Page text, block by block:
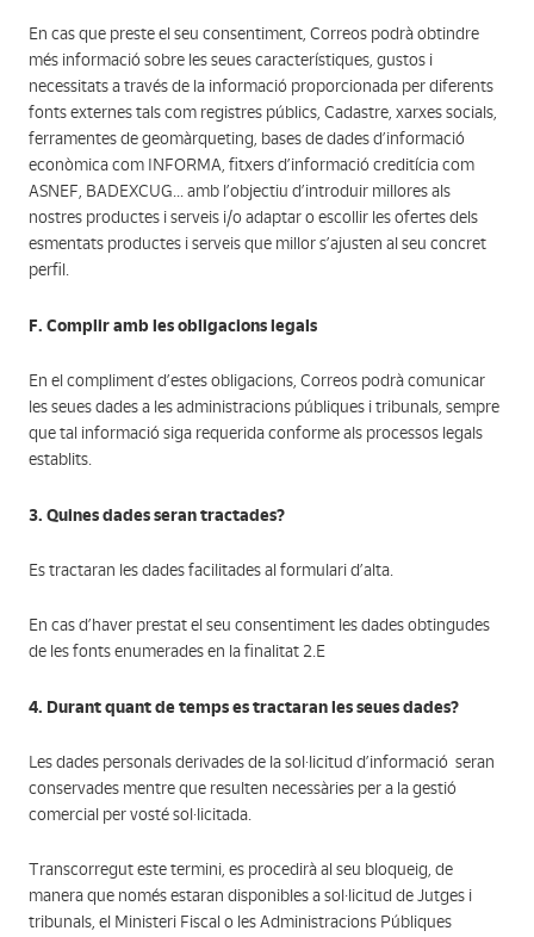
En cas que preste el seu consentiment, Correos podrà obtindre
més informació sobre les seues característiques, gustos i
necessitats a través de la informació proporcionada per diferents
fonts externes tals com registres públics, Cadastre, xarxes socials,
ferramentes de geomàrqueting, bases de dades d’informació
econòmica com INFORMA, fitxers d’informació creditícia com
ASNEF, BADEXCUG... amb l’objectiu d’introduir millores als
nostres productes i serveis i/o adaptar o escollir les ofertes dels
esmentats productes i serveis que millor s’ajusten al seu concret
perfil.
F. Complir amb les obligacions legals
En el compliment d’estes obligacions, Correos podrà comunicar
les seues dades a les administracions públiques i tribunals, sempre
que tal informació siga requerida conforme als processos legals
establits.
3. Quines dades seran tractades?
Es tractaran les dades facilitades al formulari d’alta.
En cas d’haver prestat el seu consentiment les dades obtingudes
de les fonts enumerades en la finalitat 2.E
4. Durant quant de temps es tractaran les seues dades?
Les dades personals derivades de la sol·licitud d’informació seran
conservades mentre que resulten necessàries per a la gestió
comercial per vosté sol·licitada.
Transcorregut este termini, es procedirà al seu bloqueig, de
manera que només estaran disponibles a sol·licitud de Jutges i
tribunals, el Ministeri Fiscal o les Administracions Públiques